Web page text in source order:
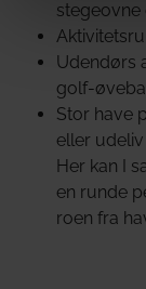
stegeovne
Udendørs
golf-
Stor have
eller udeliv
Her kan I
en runde
roen fra